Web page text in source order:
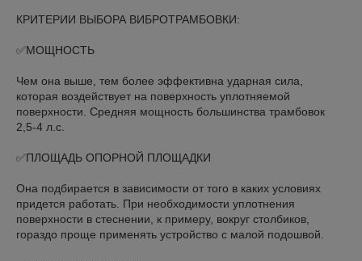
КРИТЕРИИ ВЫБОРА ВИБРОТРАМБОВКИ:⠀
✅МОЩНОСТЬ⠀
Чем она выше, тем более эффективна ударная сила,
которая воздействует на поверхность уплотняемой
поверхности. Средняя мощность большинства трамбовок
2,5-4 л.с.⠀
✅ПЛОЩАДЬ ОПОРНОЙ ПЛОЩАДКИ⠀
Она подбирается в зависимости от того в каких условиях
придется работать. При необходимости уплотнения
поверхности в стеснении, к примеру, вокруг столбиков,
гораздо проще применять устройство с малой подошвой.⠀